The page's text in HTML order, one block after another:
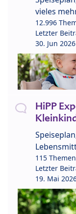
vieles
12.996
Letzter
30. Jun
HiPP
115
Letzter
19. Mai